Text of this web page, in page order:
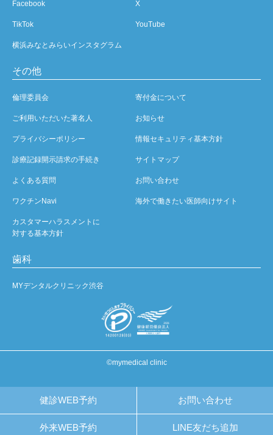
健診WEB予約 お問い合わせ
外来WEB予約 LINE友だち追加
Facebook X
TikTok YouTube
横浜みなとみらいインスタグラム
その他
倫理委員会 寄付金について
ご利用いただいた著名人 お知らせ
プライバシーポリシー 情報セキュリティ基本方針
診療記録開示請求の手続き サイトマップ
よくある質問 お問い合わせ
ワクチンNavi 海外で働きたい医師向けサイト
カスタマーハラスメントに
対する基本方針
歯科
MYデンタルクリニック渋谷
©mymedical clinic